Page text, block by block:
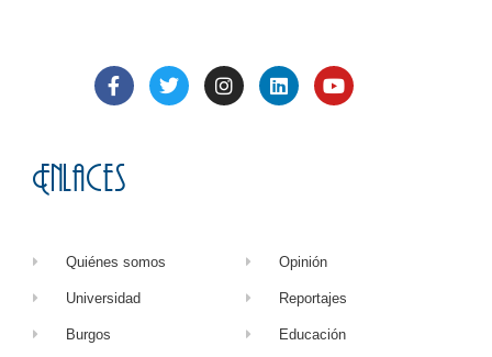
Enlaces
Quiénes somos
Universidad
Burgos
Opinión
Reportajes
Educación